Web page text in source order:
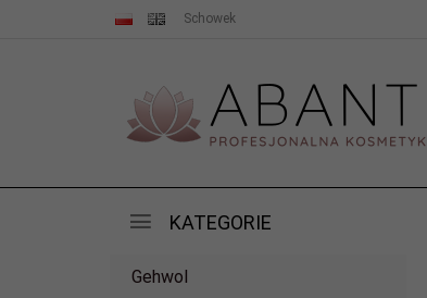
Schowek
KATEGORIE
Gehwol